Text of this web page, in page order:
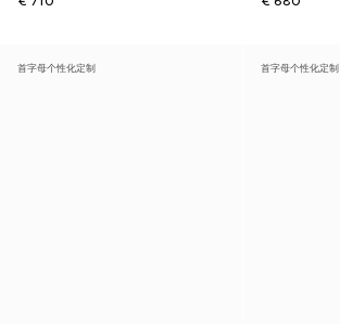
首字母个性化定制 首字母个性化定制